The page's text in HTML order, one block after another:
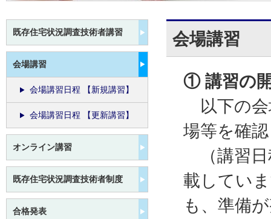
会場講習
① 講習の
以下の会
場等を確
（講習日
載してい
も、準備
既存住宅状況調査技術者講習
会場講習
会場講習日程 【新規講習】
会場講習日程 【更新講習】
オンライン講習
既存住宅状況調査技術者制度
合格発表